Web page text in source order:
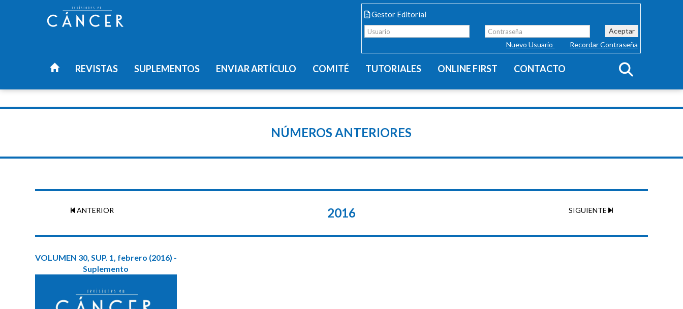
Gestor Editorial
Aceptar
Nuevo Usuario
Recordar Contraseña
REVISTAS SUPLEMENTOS ENVIAR ARTÍCULO COMITÉ TUTORIALES ONLINE FIRST CONTACTO
NÚMEROS ANTERIORES
ANTERIOR 2016 SIGUIENTE
VOLUMEN 30, SUP. 1, febrero (2016) -
Suplemento